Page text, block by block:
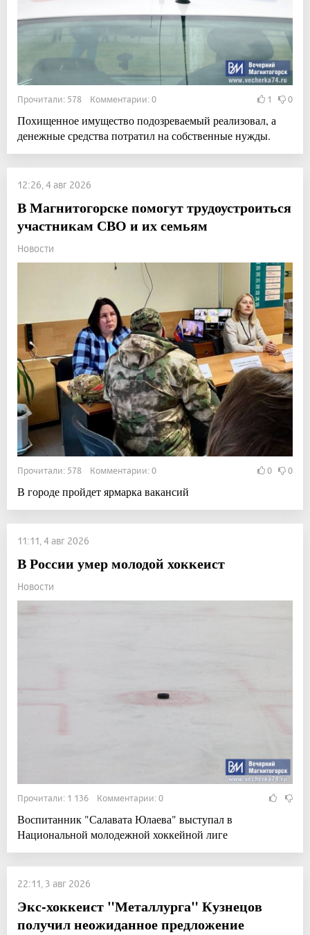
Прочитали: 578 Комментарии: 0 1 0
Похищенное имущество подозреваемый реализовал, а
денежные средства потратил на собственные нужды.
12:26, 4 авг 2026
В Магнитогорске помогут трудоустроиться
участникам СВО и их семьям
Новости
Прочитали: 578 Комментарии: 0 0 0
В городе пройдет ярмарка вакансий
11:11, 4 авг 2026
В России умер молодой хоккеист
Новости
Прочитали: 1 136 Комментарии: 0
Воспитанник "Салавата Юлаева" выступал в
Национальной молодежной хоккейной лиге
22:11, 3 авг 2026
Экс-хоккеист "Металлурга" Кузнецов
получил неожиданное предложение